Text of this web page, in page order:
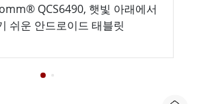
QCS6490, 햇빛 아래에서
쉬운 안드로이드 태블릿